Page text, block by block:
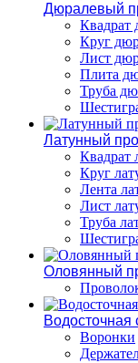
Дюралевый
Квадрат
Круг
Лист
Плита
Труба
Латунный
Квадрат
Круг
Лента
Лист
Труба
Оловянный
Водосточная
Воронки